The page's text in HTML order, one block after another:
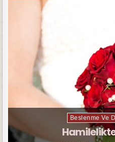
Beslenme Ve